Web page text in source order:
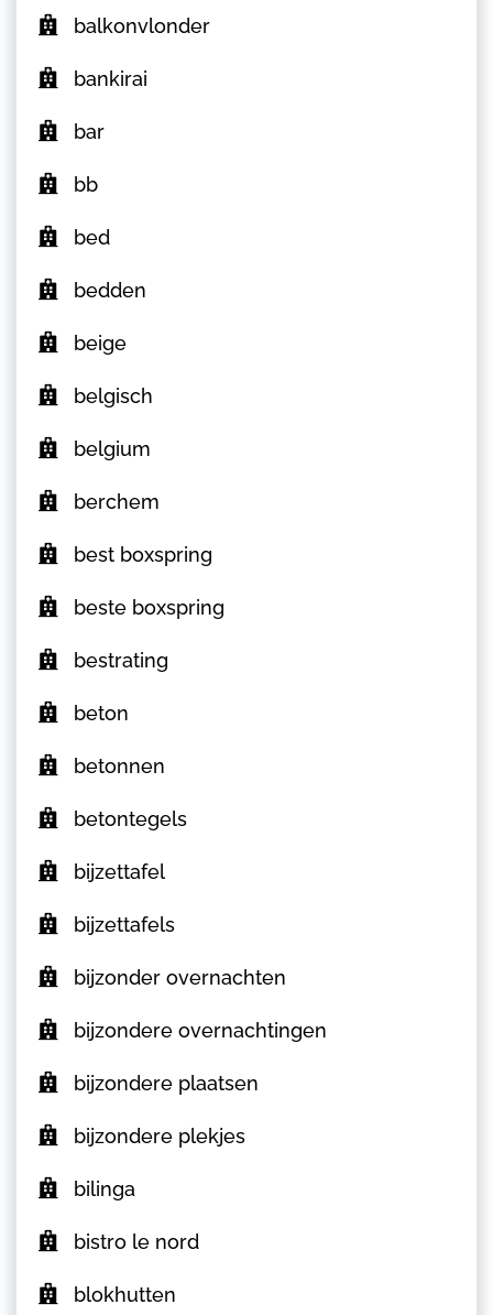
balkonvlonder
bankirai
bar
bb
bed
bedden
beige
belgisch
belgium
berchem
best boxspring
beste boxspring
bestrating
beton
betonnen
betontegels
bijzettafel
bijzettafels
bijzonder overnachten
bijzondere overnachtingen
bijzondere plaatsen
bijzondere plekjes
bilinga
bistro le nord
blokhutten